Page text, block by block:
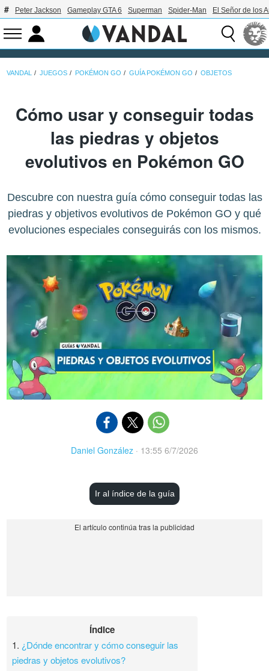
Peter Jackson Gameplay GTA 6 Superman Spider-Man El Señor de los
VANDAL JUEGOS POKÉMON GO GUÍA POKÉMON GO OBJETOS
Cómo usar y conseguir todas
las piedras y objetos
evolutivos en Pokémon GO
Descubre con nuestra guía cómo conseguir todas las
piedras y objetivos evolutivos de Pokémon GO y qué
evoluciones especiales conseguirás con los mismos.
Daniel González · 13:55 6/7/2026
Ir al índice de la guía
Índice
1. ¿Dónde encontrar y cómo conseguir las
piedras y objetos evolutivos?